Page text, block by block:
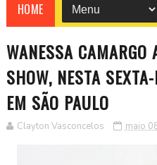
HOME
WANESSA CAMARGO
SHOW, NESTA
EM SÃO PAULO
Clayton Vasconcelos maio